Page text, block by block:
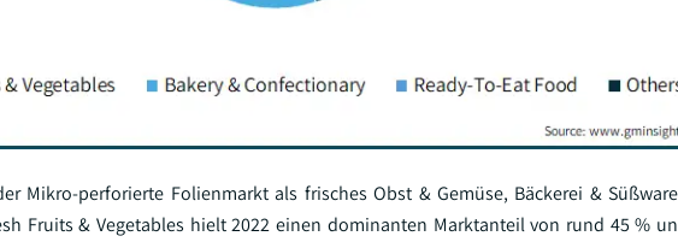
Mikro-perforierte Folienmarkt als frisches Obst & Gemüse, Bäckerei &
Fruits & Vegetables hielt 2022 einen dominanten Marktanteil von rund 45 %